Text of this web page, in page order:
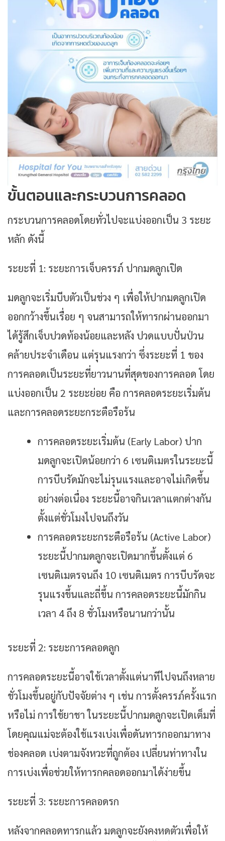
ขั้นตอนและกระบวนการคลอด
กระบวนการคลอดโดยทั่วไปจะแบ่งออกเป็น 3 ระยะ
หลัก ดังนี้
ระยะที่ 1: ระยะการเจ็บครรภ์ ปากมดลูกเปิด
มดลูกจะเริ่มบีบตัวเป็นช่วง ๆ เพื่อให้ปากมดลูกเปิด
ออกกว้างขึ้นเรื่อย ๆ จนสามารถให้ทารกผ่านออกมา
ได้รู้สึกเจ็บปวดท้องน้อยและหลัง ปวดแบบปั่นป่วน
คล้ายประจำเดือน แต่รุนแรงกว่า ซึ่งระยะที่ 1 ของ
การคลอดเป็นระยะที่ยาวนานที่สุดของการคลอด โดย
แบ่งออกเป็น 2 ระยะย่อย คือ การคลอดระยะเริ่มต้น
และการคลอดระยะกระตือรือร้น
การคลอดระยะเริ่มต้น (early Labor) ปาก
มดลูกจะเปิดน้อยกว่า 6 เซนติเมตรในระยะนี้
การบีบรัดมักจะไม่รุนแรงและอาจไม่เกิดขึ้น
อย่างต่อเนื่อง ระยะนี้อาจกินเวลาแตกต่างกัน
ตั้งแต่ชั่วโมงไปจนถึงวัน
การคลอดระยะกระตือรือร้น (active Labor)
ระยะนี้ปากมดลูกจะเปิดมากขึ้นตั้งแต่ 6
เซนติเมตรจนถึง 10 เซนติเมตร การบีบรัดจะ
รุนแรงขึ้นและถี่ขึ้น การคลอดระยะนี้มักกิน
เวลา 4 ถึง 8 ชั่วโมงหรือนานกว่านั้น
ระยะที่ 2: ระยะการคลอดลูก
การคลอดระยะนี้อาจใช้เวลาตั้งแต่นาทีไปจนถึงหลาย
ชั่วโมงขึ้นอยู่กับปัจจัยต่าง ๆ เช่น การตั้งครรภ์ครั้งแรก
หรือไม่ การใช้ยาชา ในระยะนี้ปากมดลูกจะเปิดเต็มที่
โดยคุณแม่จะต้องใช้แรงเบ่งเพื่อดันทารกออกมาทาง
ช่องคลอด เบ่งตามจังหวะที่ถูกต้อง เปลี่ยนท่าทางใน
การเบ่งเพื่อช่วยให้ทารกคลอดออกมาได้ง่ายขึ้น
ระยะที่ 3: ระยะการคลอดรก
หลังจากคลอดทารกแล้ว มดลูกจะยังคงหดตัวเพื่อให้